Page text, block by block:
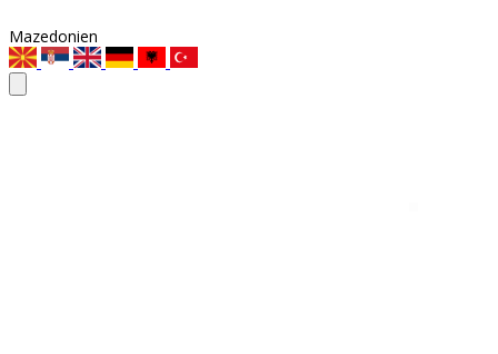
Mazedonien